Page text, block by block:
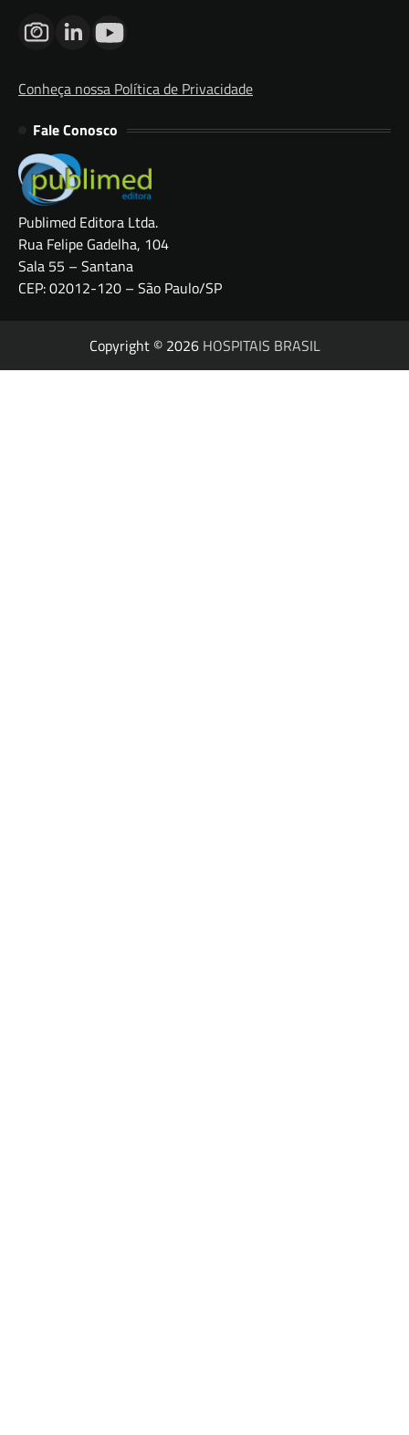
Conheça nossa Política de Privacidade
Fale Conosco
Publimed Editora Ltda.
Rua Felipe Gadelha, 104
Sala 55 – Santana
CEP: 02012-120 – São Paulo/SP
Copyright © 2026 HOSPITAIS BRASIL